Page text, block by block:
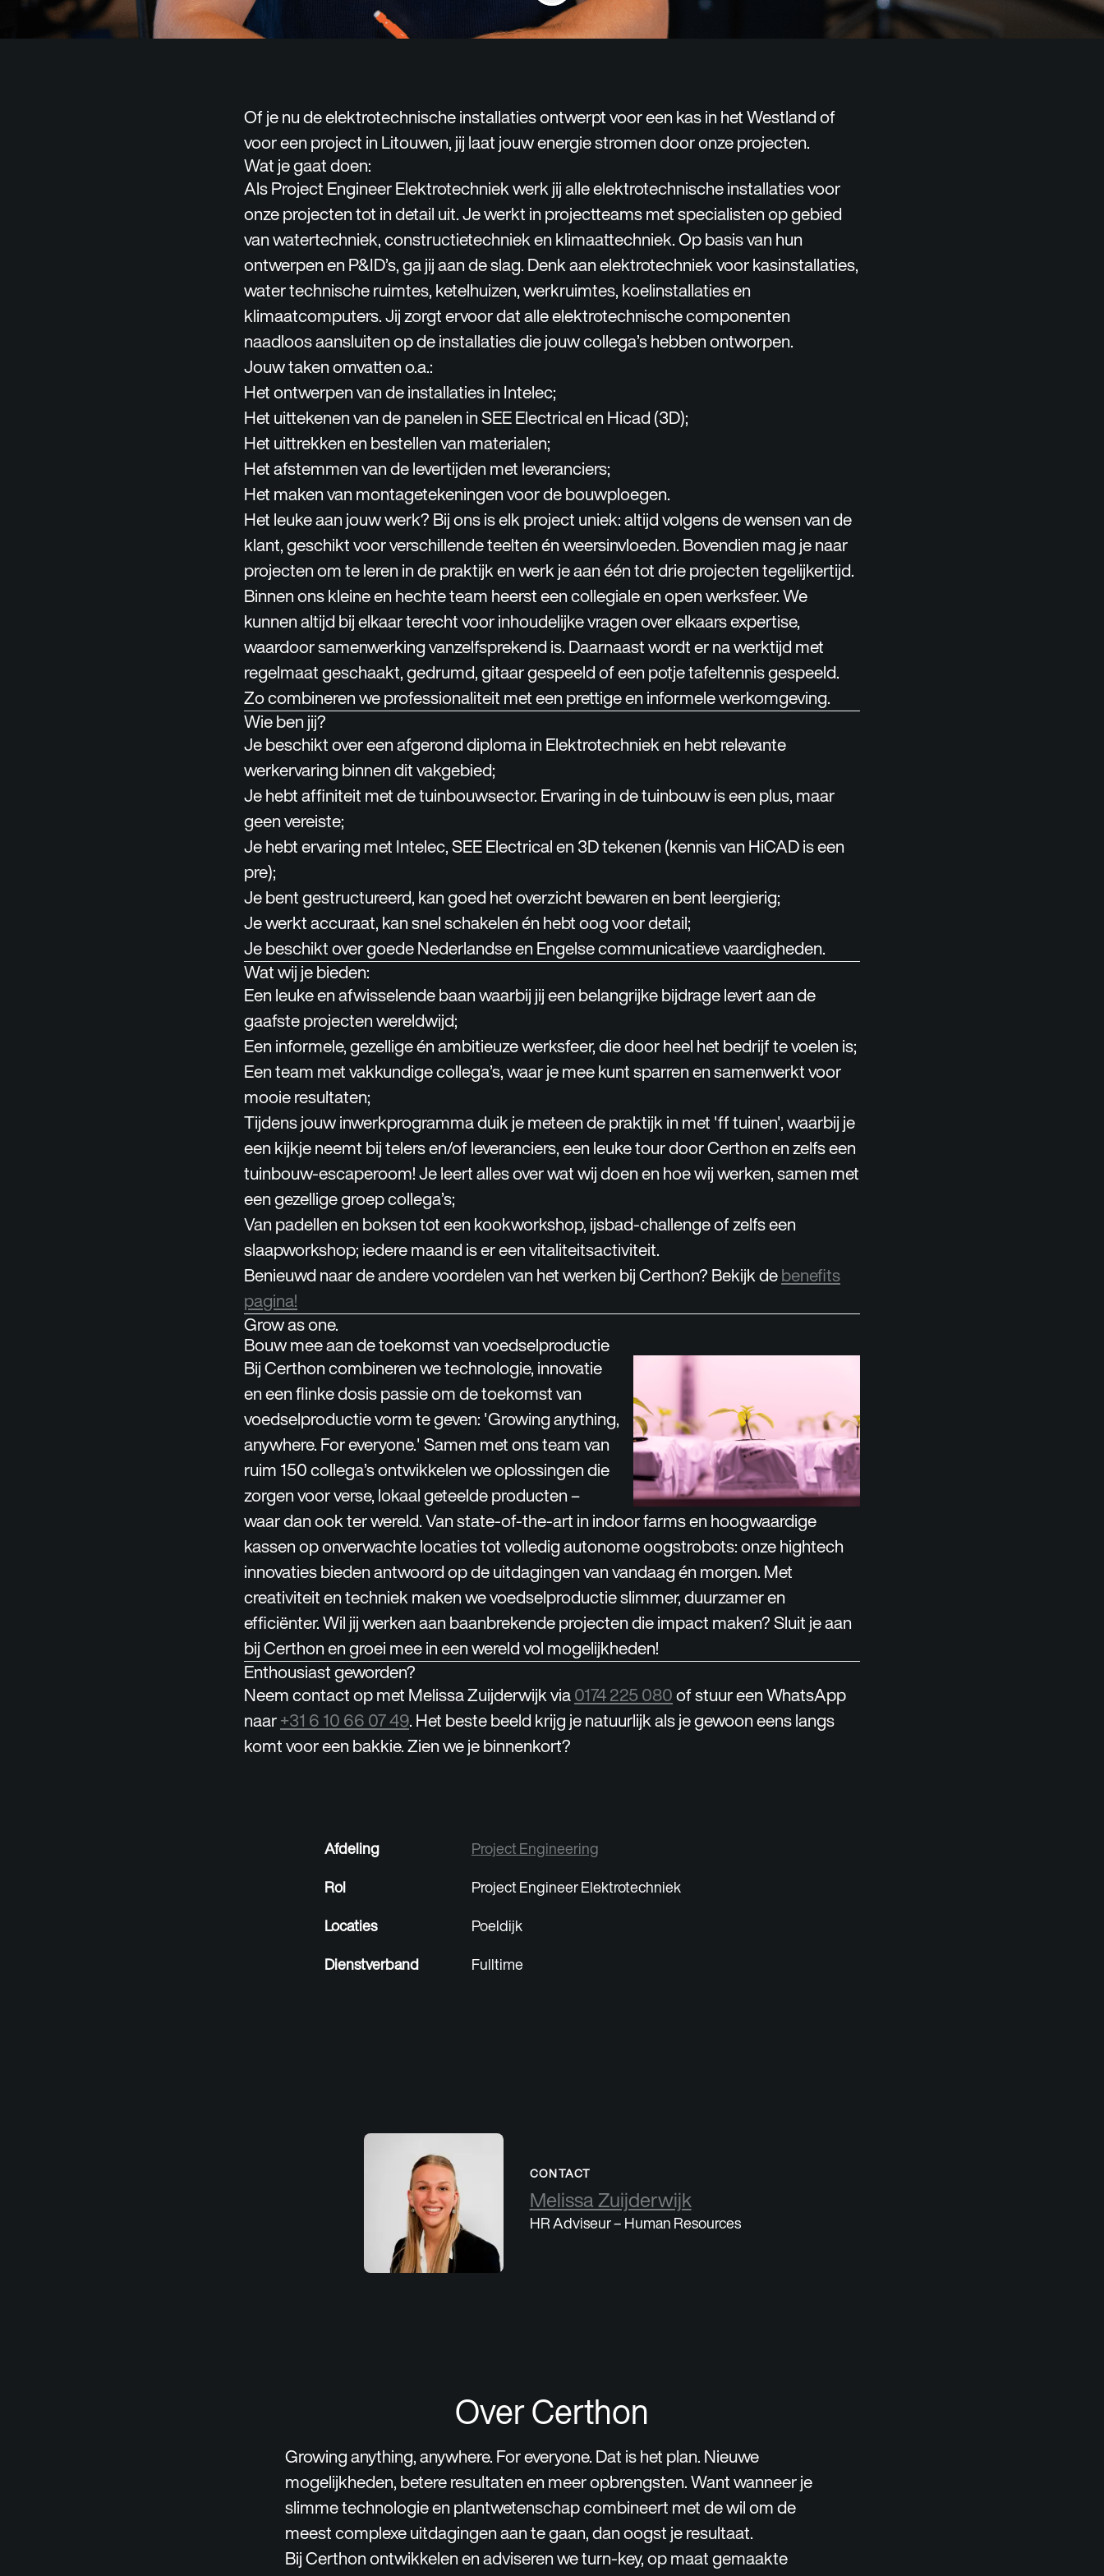
Of je nu de elektrotechnische installaties ontwerpt voor een kas in het Westland of
voor een project in Litouwen, jij laat jouw energie stromen door onze projecten.
Wat je gaat doen:
Als Project Engineer Elektrotechniek werk jij alle elektrotechnische installaties voor
onze projecten tot in detail uit. Je werkt in projectteams met specialisten op gebied
van watertechniek, constructietechniek en klimaattechniek. Op basis van hun
ontwerpen en P&ID’s, ga jij aan de slag. Denk aan elektrotechniek voor kasinstallaties,
water technische ruimtes, ketelhuizen, werkruimtes, koelinstallaties en
klimaatcomputers. Jij zorgt ervoor dat alle elektrotechnische componenten
naadloos aansluiten op de installaties die jouw collega’s hebben ontworpen.
Jouw taken omvatten o.a.:
Het ontwerpen van de installaties in Intelec;
Het uittekenen van de panelen in SEE Electrical en Hicad (3D);
Het uittrekken en bestellen van materialen;
Het afstemmen van de levertijden met leveranciers;
Het maken van montagetekeningen voor de bouwploegen.
Het leuke aan jouw werk? Bij ons is elk project uniek: altijd volgens de wensen van de
klant, geschikt voor verschillende teelten én weersinvloeden. Bovendien mag je naar
projecten om te leren in de praktijk en werk je aan één tot drie projecten tegelijkertijd.
Binnen ons kleine en hechte team heerst een collegiale en open werksfeer. We
kunnen altijd bij elkaar terecht voor inhoudelijke vragen over elkaars expertise,
waardoor samenwerking vanzelfsprekend is. Daarnaast wordt er na werktijd met
regelmaat geschaakt, gedrumd, gitaar gespeeld of een potje tafeltennis gespeeld.
Zo combineren we professionaliteit met een prettige en informele werkomgeving.
Wie ben jij?
Je beschikt over een afgerond diploma in Elektrotechniek en hebt relevante
werkervaring binnen dit vakgebied;
Je hebt affiniteit met de tuinbouwsector. Ervaring in de tuinbouw is een plus, maar
geen vereiste;
Je hebt ervaring met Intelec, SEE Electrical en 3D tekenen (kennis van HiCAD is een
pre);
Je bent gestructureerd, kan goed het overzicht bewaren en bent leergierig;
Je werkt accuraat, kan snel schakelen én hebt oog voor detail;
Je beschikt over goede Nederlandse en Engelse communicatieve vaardigheden.
Wat wij je bieden:
Een leuke en afwisselende baan waarbij jij een belangrijke bijdrage levert aan de
gaafste projecten wereldwijd;
Een informele, gezellige én ambitieuze werksfeer, die door heel het bedrijf te voelen is;
Een team met vakkundige collega’s, waar je mee kunt sparren en samenwerkt voor
mooie resultaten;
Tijdens jouw inwerkprogramma duik je meteen de praktijk in met 'ff tuinen', waarbij je
een kijkje neemt bij telers en/of leveranciers, een leuke tour door Certhon en zelfs een
tuinbouw-escaperoom! Je leert alles over wat wij doen en hoe wij werken, samen met
een gezellige groep collega’s;
Van padellen en boksen tot een kookworkshop, ijsbad-challenge of zelfs een
slaapworkshop; iedere maand is er een vitaliteitsactiviteit.
Benieuwd naar de andere voordelen van het werken bij Certhon? Bekijk debenefits
pagina!
Grow as one.
Bouw mee aan de toekomst van voedselproductie
Bij Certhon combineren we technologie, innovatie
en een flinke dosis passie om de toekomst van
voedselproductie vorm te geven: 'Growing anything,
anywhere. For everyone.' Samen met ons team van
ruim 150 collega’s ontwikkelen we oplossingen die
zorgen voor verse, lokaal geteelde producten –
waar dan ook ter wereld. Van state-of-the-art in indoor farms en hoogwaardige
kassen op onverwachte locaties tot volledig autonome oogstrobots: onze hightech
innovaties bieden antwoord op de uitdagingen van vandaag én morgen. Met
creativiteit en techniek maken we voedselproductie slimmer, duurzamer en
efficiënter. Wil jij werken aan baanbrekende projecten die impact maken? Sluit je aan
bij Certhon en groei mee in een wereld vol mogelijkheden!
Enthousiast geworden?
Neem contact op met Melissa Zuijderwijk via0174 225 080of stuur een WhatsApp
naar+31 6 10 66 07 49. Het beste beeld krijg je natuurlijk als je gewoon eens langs
komt voor een bakkie. Zien we je binnenkort?
Afdeling
Project Engineering
Rol
Project Engineer Elektrotechniek
Locaties
Poeldijk
Dienstverband
Fulltime
CONTACT
Melissa Zuijderwijk
HR Adviseur – Human Resources
Over Certhon
Growing anything, anywhere. For everyone. Dat is het plan. Nieuwe
mogelijkheden, betere resultaten en meer opbrengsten. Want wanneer je
slimme technologie en plantwetenschap combineert met de wil om de
meest complexe uitdagingen aan te gaan, dan oogst je resultaat.
Bij Certhon ontwikkelen en adviseren we turn-key, op maat gemaakte